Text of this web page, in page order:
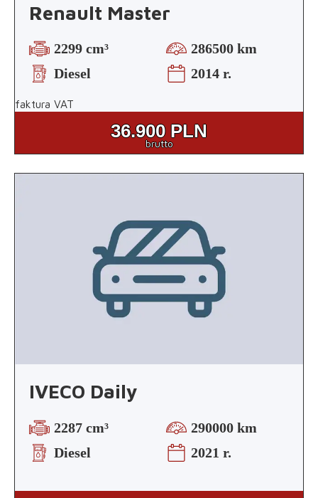
Renault Master
2299 cm³
286500 km
Diesel
2014 r.
faktura VAT
36.900 PLN
brutto
IVECO Daily
2287 cm³
290000 km
Diesel
2021 r.